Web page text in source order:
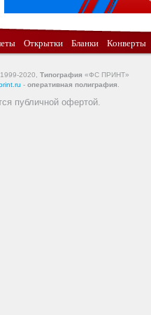
Открытки Бланки Конверты
2020, Типография «ФС ПРИНТ»
- оперативная полиграфия
публичной офертой.